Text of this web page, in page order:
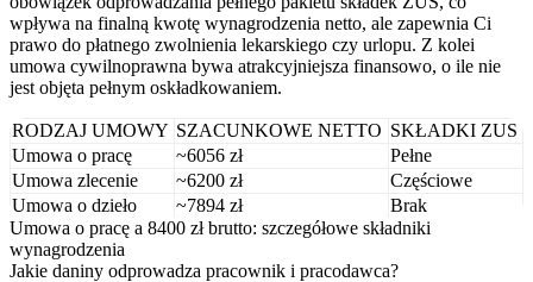
wpływa na finalną kwotę wynagrodzenia netto, ale zapewnia Ci
prawo do płatnego zwolnienia lekarskiego czy urlopu. Z kolei
umowa cywilnoprawna bywa atrakcyjniejsza finansowo, o ile nie
jest objęta pełnym oskładkowaniem.
RODZAJ UMOWY SZACUNKOWE NETTO SKŁADKI ZUS
Umowa o pracę
~6056 zł
Pełne
Umowa zlecenie
~6200 zł
Częściowe
Umowa o dzieło
~7894 zł
Brak
Umowa o pracę a 8400 zł brutto: szczegółowe składniki
wynagrodzenia
Jakie daniny odprowadza pracownik i pracodawca?